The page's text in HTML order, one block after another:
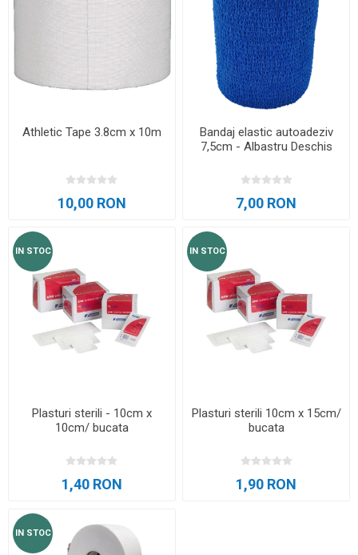
Athletic Tape 3.8cm x 10m
10,00 RON
Bandaj elastic autoadeziv
7,5cm - Albastru Deschis
7,00 RON
IN STOC
Plasturi sterili - 10cm x
10cm/ bucata
1,40 RON
IN STOC
Plasturi sterili 10cm x 15cm/
bucata
1,90 RON
IN STOC